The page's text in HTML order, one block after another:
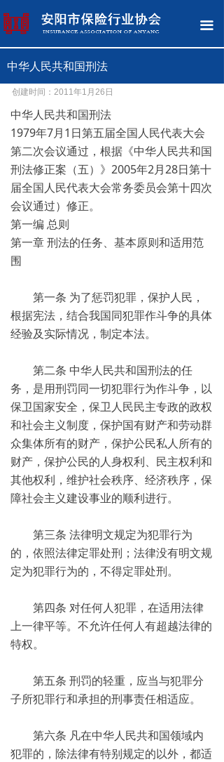
끀
网站首页
关于协会
新闻中心
保险知识
政策法规
消费维权
保险中介
保险专题
清廉文化
创建时间： 2011年1月26日
中华人民共和国刑法
1979年7月1日第五届全国人民代表大会
第二次会议通过，根据《中华人民共和国
刑法修正案（五）》2005年2月28日第十
届全国人民代表大会常务委员会第十四次
会议通过）修正。
第一编 总则
第一章 刑法的任务、基本原则和适用范
围
第一条 为了惩罚犯罪，保护人民，
根据宪法，结合我国同犯罪作斗争的具体
经验及实际情况，制定本法。
第二条 中华人民共和国刑法的任
务，是用刑罚同一切犯罪行为作斗争，以
保卫国家安全，保卫人民民主专政的政权
和社会主义制度，保护国有财产和劳动群
众集体所有的财产，保护公民私人所有的
财产，保护公民的人身权利、民主权利和
其他权利，维护社会秩序、经济秩序，保
障社会主义建设事业的顺利进行。
第三条 法律明文规定为犯罪行为
的，依照法律定罪处刑；法律没有明文规
定为犯罪行为的，不得定罪处刑。
第四条 对任何人犯罪，在适用法律
上一律平等。不允许任何人有超越法律的
特权。
第五条 刑罚的轻重，应当与犯罪分
子所犯罪行和承担的刑事责任相适应。
第六条 凡在中华人民共和国领域内
犯罪的，除法律有特别规定的以外，都适
中华人民共和国刑法